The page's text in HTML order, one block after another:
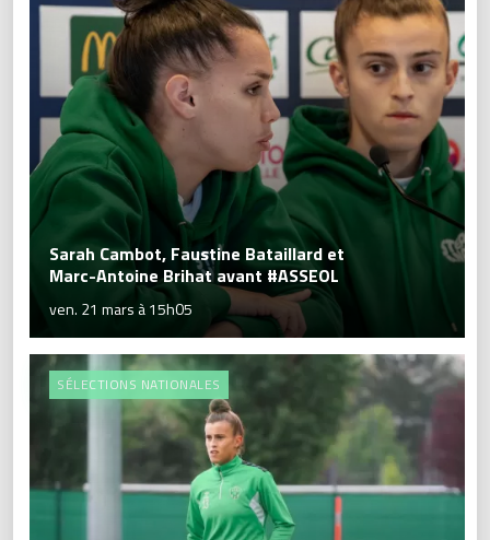
Sarah Cambot, Faustine Bataillard et
Marc-Antoine Brihat avant #ASSEOL
ven. 21 mars à 15h05
SÉLECTIONS NATIONALES